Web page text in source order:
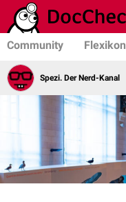
Community Flexikon
Spezi. Der Nerd-Kanal